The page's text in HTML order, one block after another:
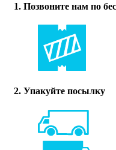
1. Позвоните нам по
2. Упакуйте посылку